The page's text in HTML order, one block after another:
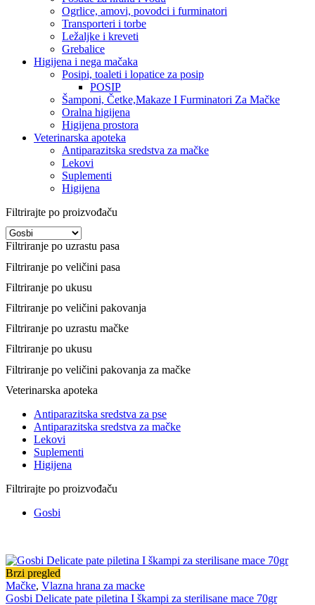
Ogrlice, amovi, povodci i furminatori
Transporteri i torbe
Ležaljke i kreveti
Grebalice
Higijena i nega mačaka
Posipi, toaleti i lopatice za posip
POSIP
Šamponi, Četke,Makaze I Furminatori Za Mačke
Oralna higijena
Higijena prostora
Veterinarska apoteka
Antiparazitska sredstva za mačke
Lekovi
Suplementi
Higijena
Filtrirajte po proizvođaču
Filtriranje po uzrastu pasa
Filtriranje po veličini pasa
Filtriranje po ukusu
Filtriranje po veličini pakovanja
Filtriranje po uzrastu mačke
Filtriranje po ukusu
Filtriranje po veličini pakovanja za mačke
Veterinarska apoteka
Antiparazitska sredstva za pse
Antiparazitska sredstva za mačke
Lekovi
Suplementi
Higijena
Filtrirajte po proizvođaču
Gosbi
Brzi pregled
Mačke, Vlazna hrana za macke
Gosbi Delicate pate piletina I škampi za sterilisane mace 70gr